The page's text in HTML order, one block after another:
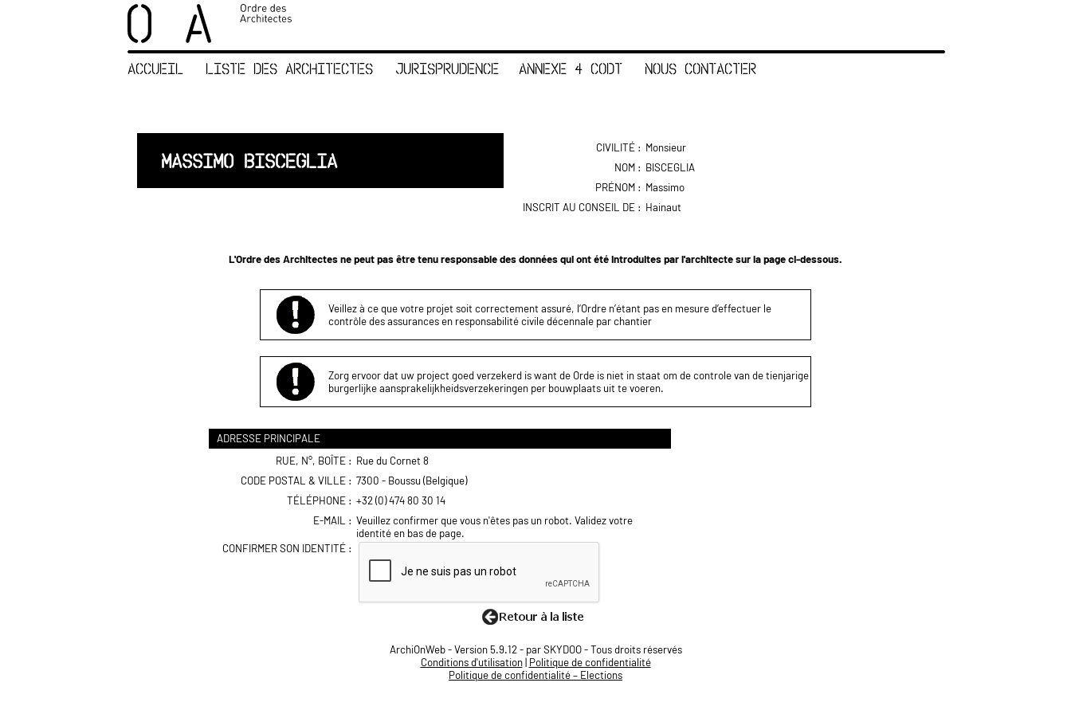
ACCUEIL LISTE DES ARCHITECTES JURISPRUDENCE ANNEXE 4 CODT NOUS CONTACTER
MASSIMO BISCEGLIA
CIVILITÉ : Monsieur
NOM : BISCEGLIA
PRÉNOM : Massimo
INSCRIT AU CONSEIL DE : Hainaut
L'Ordre des Architectes ne peut pas être tenu responsable des données qui ont été introduites par l'architecte sur la page ci-dessous.
Veillez à ce que votre projet soit correctement assuré, l’Ordre n’étant pas en mesure d’effectuer le
contrôle des assurances en responsabilité civile décennale par chantier
Zorg ervoor dat uw project goed verzekerd is want de Orde is niet in staat om de controle van de tienjarige
burgerlijke aansprakelijkheidsverzekeringen per bouwplaats uit te voeren.
ADRESSE PRINCIPALE
RUE, N°, BOÎTE : Rue du Cornet 8
CODE POSTAL & VILLE : 7300 - Boussu (Belgique)
TÉLÉPHONE : +32 (0) 474 80 30 14
E-MAIL : Veuillez confirmer que vous n'êtes pas un robot. Validez votre
identité en bas de page.
CONFIRMER SON IDENTITÉ :
ArchiOnWeb - Version 5.9.12 - par SKYDOO - Tous droits réservés
Conditions d'utilisation| Politique de confidentialité
Politique de confidentialité – Elections